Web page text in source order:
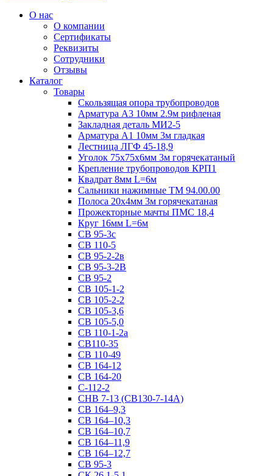
О нас
О компании
Сертификаты
Реквизиты
Сотрудники
Отзывы
Каталог
Товары
Скользящая опора трубопроводов
Арматура А3 10мм 2.9м рифленая
Закладная деталь МИ2-5
Арматура А1 10мм 3м гладкая
Лестница ЛГФ 45-18,9
Уголок 75х75х6мм 3м горячекатаный
Крепление трубопроводов КРП1
Квадрат 8мм L=6м
Сальники нажимные ТМ 94.00.00
Полоса 20х4мм 3м горячекатаная
Прожекторные мачты ПМС 18,4
Круг 16мм L=6м
СВ 95-3с
СВ 110-5
СВ 95-2-2в
СВ 95-3-2В
СВ 95-2
СВ 105-1-2
СВ 105-2-2
СВ 105-3,6
СВ 105-5,0
СВ 110-1-2а
СВ110-35
СВ 110-49
СВ 164-12
СВ 164-20
С-112-2
СНВ 7-13 (СВ130-7-14А)
СВ 164–9,3
СВ 164–10,3
СВ 164–10,7
СВ 164–11,9
СВ 164–12,7
СВ 95-3